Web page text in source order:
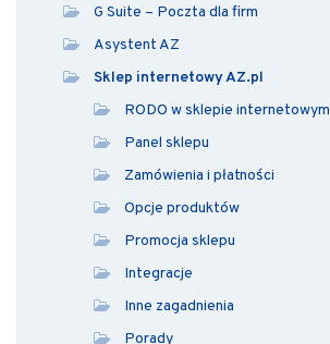
G Suite – Poczta dla firm
Asystent AZ
Sklep internetowy AZ.pl
RODO w sklepie internetowym
Panel sklepu
Zamówienia i płatności
Opcje produktów
Promocja sklepu
Integracje
Inne zagadnienia
Porady